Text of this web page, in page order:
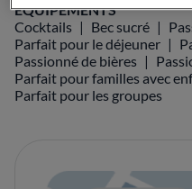
ÉQUIPEMENTS
Cocktails
Bec sucré
Parfait pour le déjeuner
Passionné de bières
Parfait pour familles avec
Parfait pour les groupes